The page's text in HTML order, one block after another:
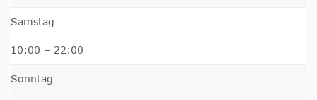
Samstag
10:00 – 22:00
Sonntag